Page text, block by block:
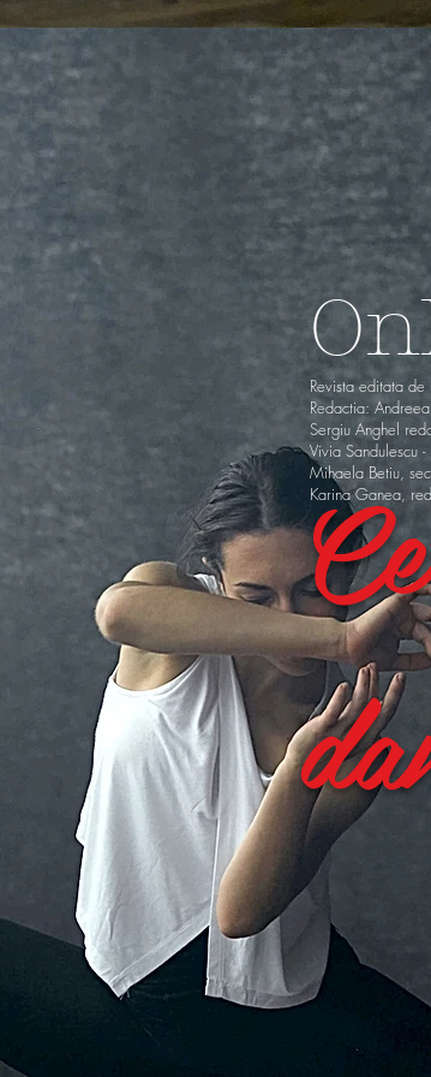
Revista editata
Redactia:
Sergiu Anghel
Vivia Sandulescu
Mihaela Betiu,
Karina Ganea,